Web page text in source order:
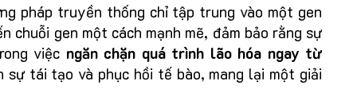
pháp truyền thống chỉ tập trung vào một gen
chuỗi gen một cách mạnh mẽ, đảm bảo rằng sự
việc ngăn chặn quá trình lão hóa ngay từ
sự tái tạo và phục hồi tế bào, mang lại một giải